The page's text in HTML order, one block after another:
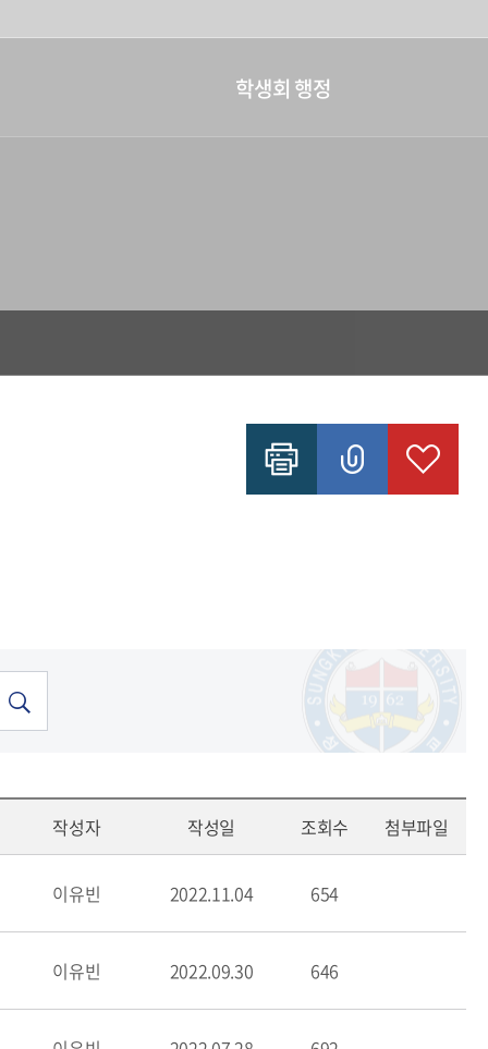
학생회 행정
작성자 작성일 조회수 첨부파일
이유빈 2022.11.04 654
이유빈 2022.09.30 646